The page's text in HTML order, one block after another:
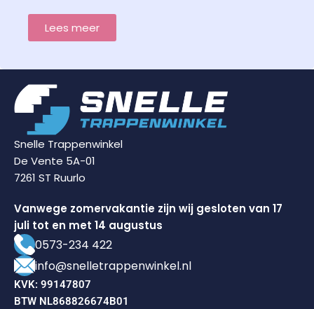
Lees meer
Snelle Trappenwinkel
De Vente 5A-01
7261 ST Ruurlo
Vanwege zomervakantie zijn wij gesloten van 17
juli tot en met 14 augustus
0573-234 422
info@snelletrappenwinkel.nl
KVK: 99147807
BTW NL868826674B01